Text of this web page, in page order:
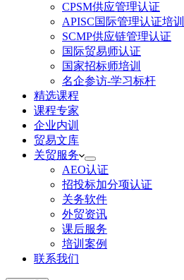
CPSM供应管理认证
APISC国际管理认证培训
SCMP供应链管理认证
国际贸易师认证
国家招标师培训
名企参访-学习标杆
精选课程
课程专家
企业内训
贸易文库
关贸服务
AEO认证
招投标加分项认证
关务软件
外贸资讯
课后服务
培训案例
联系我们